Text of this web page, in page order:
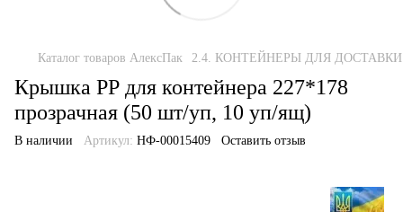
Каталог товаров АлексПак 2.4. КОНТЕЙНЕРЫ ДЛЯ
Крышка РР для контейнера 227*178
прозрачная (50 шт/уп, 10 уп/ящ)
В наличии Артикул: НФ-00015409 Оставить отзыв